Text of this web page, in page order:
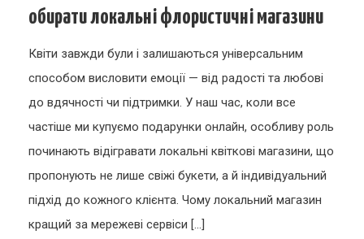
обирати локальні флористичні магазини
Квіти завжди були і залишаються універсальним
способом висловити емоції — від радості та любові
до вдячності чи підтримки. У наш час, коли все
частіше ми купуємо подарунки онлайн, особливу роль
починають відігравати локальні квіткові магазини, що
пропонують не лише свіжі букети, а й індивідуальний
підхід до кожного клієнта. Чому локальний магазин
кращий за мережеві сервіси […]